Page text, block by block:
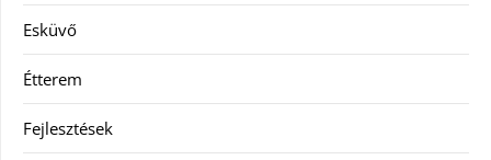
Esküvő
Étterem
Fejlesztések